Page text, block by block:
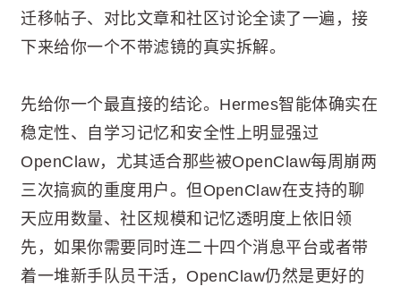
迁移帖子、对比文章和社区讨论全读了一遍，接
下来给你一个不带滤镜的真实拆解。
先给你一个最直接的结论。Hermes智能体确实在
稳定性、自学习记忆和安全性上明显强过
OpenClaw，尤其适合那些被OpenClaw每周崩两
三次搞疯的重度用户。但OpenClaw在支持的聊
天应用数量、社区规模和记忆透明度上依旧领
先，如果你需要同时连二十四个消息平台或者带
着一堆新手队员干活，OpenClaw仍然是更好的